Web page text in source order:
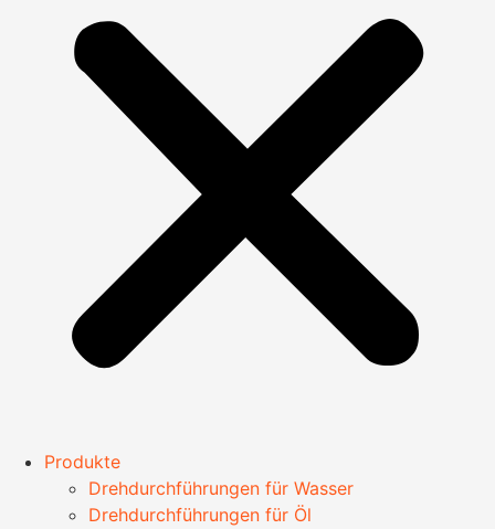
Produkte
Drehdurchführungen für Wasser
Drehdurchführungen für Öl